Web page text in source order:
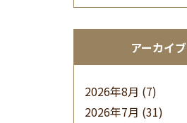
アーカイブ
2026年8月 (7)
2026年7月 (31)